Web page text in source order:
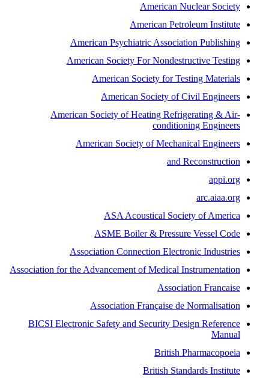
American Nuclear Society
American Petroleum Institute
American Psychiatric Association Publishing
American Society For Nondestructive Testing
American Society for Testing Materials
American Society of Civil Engineers
American Society of Heating Refrigerating & Air-
conditioning Engineers
American Society of Mechanical Engineers
and Reconstruction
appi.org
arc.aiaa.org
ASA Acoustical Society of America
ASME Boiler & Pressure Vessel Code
Association Connection Electronic Industries
Association for the Advancement of Medical Instrumentation
Association Francaise
Association Française de Normalisation
BICSI Electronic Safety and Security Design Reference
Manual
British Pharmacopoeia
British Standards Institute